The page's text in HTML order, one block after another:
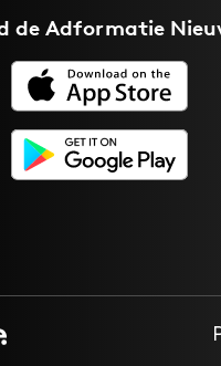
deAdformatie